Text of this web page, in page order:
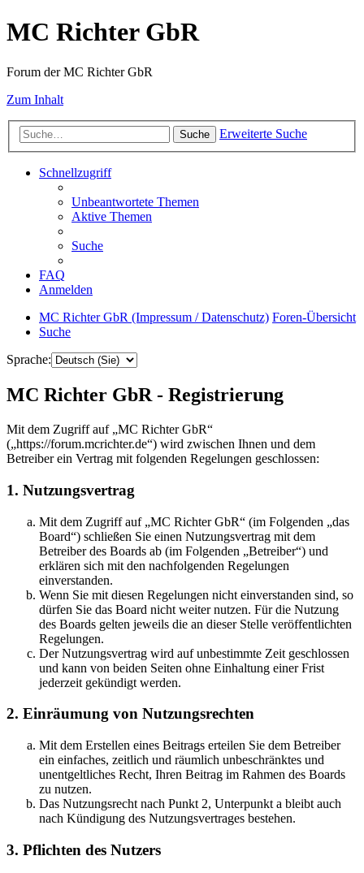
MC Richter GbR
Forum der MC Richter GbR
Zum Inhalt
Suche Erweiterte Suche
Schnellzugriff
Unbeantwortete Themen
Aktive Themen
Suche
FAQ
Anmelden
MC Richter GbR (Impressum / Datenschutz) Foren-Übersicht
Suche
Sprache:
MC Richter GbR - Registrierung
Mit dem Zugriff auf „MC Richter GbR“
(„https://forum.mcrichter.de“) wird zwischen Ihnen und dem
Betreiber ein Vertrag mit folgenden Regelungen geschlossen:
1. Nutzungsvertrag
Mit dem Zugriff auf „MC Richter GbR“ (im Folgenden „das
Board“) schließen Sie einen Nutzungsvertrag mit dem
Betreiber des Boards ab (im Folgenden „Betreiber“) und
erklären sich mit den nachfolgenden Regelungen
einverstanden.
Wenn Sie mit diesen Regelungen nicht einverstanden sind, so
dürfen Sie das Board nicht weiter nutzen. Für die Nutzung
des Boards gelten jeweils die an dieser Stelle veröffentlichten
Regelungen.
Der Nutzungsvertrag wird auf unbestimmte Zeit geschlossen
und kann von beiden Seiten ohne Einhaltung einer Frist
jederzeit gekündigt werden.
2. Einräumung von Nutzungsrechten
Mit dem Erstellen eines Beitrags erteilen Sie dem Betreiber
ein einfaches, zeitlich und räumlich unbeschränktes und
unentgeltliches Recht, Ihren Beitrag im Rahmen des Boards
zu nutzen.
Das Nutzungsrecht nach Punkt 2, Unterpunkt a bleibt auch
nach Kündigung des Nutzungsvertrages bestehen.
3. Pflichten des Nutzers